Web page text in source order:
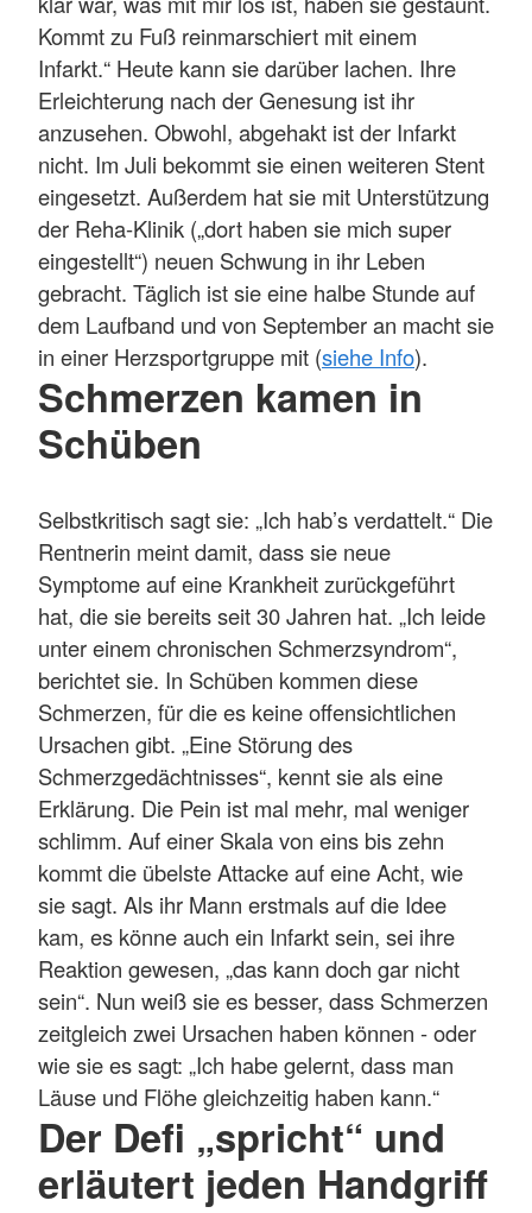
Kommt zu Fuß reinmarschiert mit einem
Infarkt.“ Heute kann sie darüber lachen. Ihre
Erleichterung nach der Genesung ist ihr
anzusehen. Obwohl, abgehakt ist der Infarkt
nicht. Im Juli bekommt sie einen weiteren Stent
eingesetzt. Außerdem hat sie mit Unterstützung
der Reha-Klinik („dort haben sie mich super
eingestellt“) neuen Schwung in ihr Leben
gebracht. Täglich ist sie eine halbe Stunde auf
dem Laufband und von September an macht sie
in einer Herzsportgruppe mit (siehe Info).
Schmerzen kamen in
Schüben
Selbstkritisch sagt sie: „Ich hab’s verdattelt.“ Die
Rentnerin meint damit, dass sie neue
Symptome auf eine Krankheit zurückgeführt
hat, die sie bereits seit 30 Jahren hat. „Ich leide
unter einem chronischen Schmerzsyndrom“,
berichtet sie. In Schüben kommen diese
Schmerzen, für die es keine offensichtlichen
Ursachen gibt. „Eine Störung des
Schmerzgedächtnisses“, kennt sie als eine
Erklärung. Die Pein ist mal mehr, mal weniger
schlimm. Auf einer Skala von eins bis zehn
kommt die übelste Attacke auf eine Acht, wie
sie sagt. Als ihr Mann erstmals auf die Idee
kam, es könne auch ein Infarkt sein, sei ihre
Reaktion gewesen, „das kann doch gar nicht
sein“. Nun weiß sie es besser, dass Schmerzen
zeitgleich zwei Ursachen haben können - oder
wie sie es sagt: „Ich habe gelernt, dass man
Läuse und Flöhe gleichzeitig haben kann.“
Der Defi „spricht“ und
erläutert jeden Handgriff